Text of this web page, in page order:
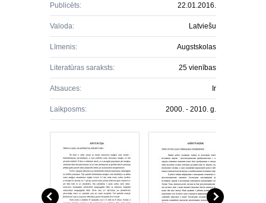
Publicēts: 22.01.2016.
Valoda: Latviešu
Līmenis: Augstskolas
Literatūras saraksts: 25 vienības
Atsauces: Ir
Laikposms: 2000. - 2010. g.